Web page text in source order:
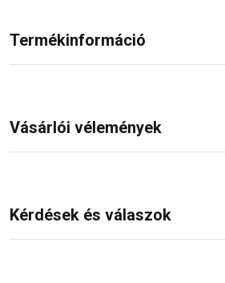
Termékinformáció
Vásárlói vélemények
Kérdések és válaszok